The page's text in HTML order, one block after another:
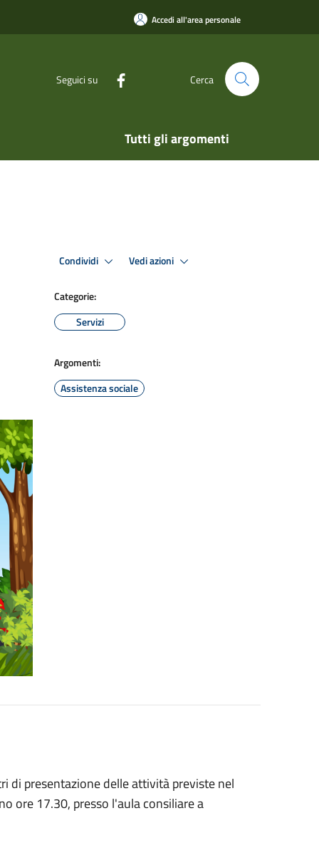
Accedi all'area personale
Seguici su Cerca
Tutti gli argomenti
Condividi Vedi azioni
Categorie:
Servizi
Argomenti:
Assistenza sociale
di presentazione delle attività previste nel
ore 17.30, presso l'aula consiliare a